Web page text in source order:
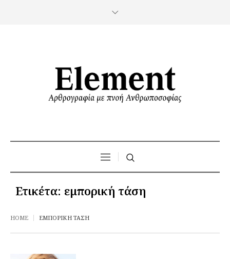
Ετικέτα: εμπορική τάση
HOME ΕΜΠΟΡΙΚΉ ΤΆΣΗ